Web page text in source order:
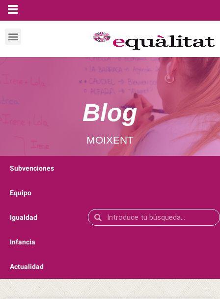
Blog
MOIXENT
Subvenciones
Equipo
Igualdad
Infancia
Actualidad